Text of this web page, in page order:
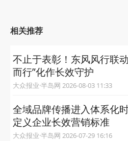
相关推荐
不止于表彰！东风风行联
而行”化作长效守护
大众报业·半岛网 2026-08-03 11:33
全域品牌传播进入体系化
定义企业长效营销标准
大众报业·半岛网 2026-07-29 16:16